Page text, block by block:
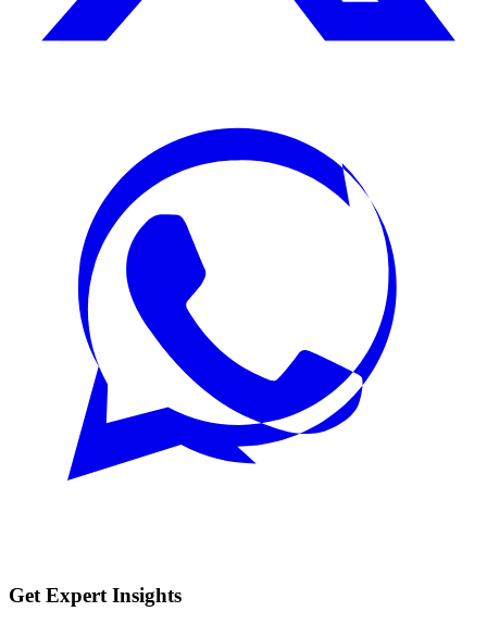
Get Expert Insights